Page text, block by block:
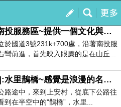
我的
訂閱
[南投縣]:南投服務區~提供一個文化與休憩兼具的特色景點
於國道3號231k+700處，沿著南投服
彎前進，首先映入眼簾的是在山丘...
[南投旅遊]:水里鵲橋~感覺是浪漫的名字，景色比起天梯也不遜色
路途中，來到上安村，從底下公路往
到在半空中的"鵲橋”，水里...